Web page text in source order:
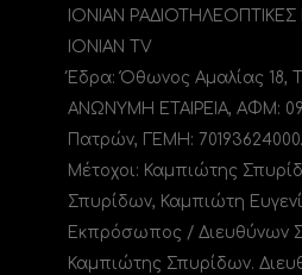
ΙΟΝΙΑΝ ΡΑΔΙΟΤΗΛΕΟΠΤΙΚΕΣ
IONIAN TV
Έδρα: Όθωνος Αμαλίας 18,
ΑΝΩΝΥΜΗ ΕΤΑΙΡΕΙΑ, ΑΦΜ:
Πατρών, ΓΕΜΗ: 70193624000.
Μέτοχοι: Καμπιώτης
Σπυρίδων, Καμπιώτη
Εκπρόσωπος / Διευθύνων
Καμπιώτης Σπυρίδων.